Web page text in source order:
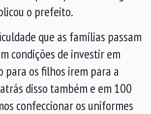
o prefeito.
que as famílias passam
condições de investir em
para os filhos irem para a
disso também e em 100
confeccionar os uniformes